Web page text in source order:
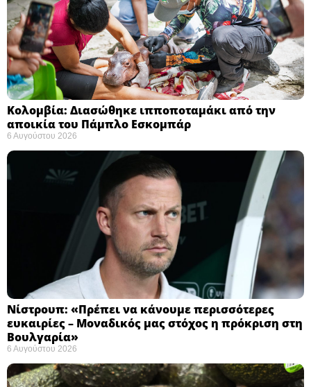
Κολομβία: Διασώθηκε ιπποποταμάκι από την
αποικία του Πάμπλο Εσκομπάρ ​
6 Αυγούστου 2026
Νίστρουπ: «Πρέπει να κάνουμε περισσότερες
ευκαιρίες – Μοναδικός μας στόχος η πρόκριση στη
Βουλγαρία» ​
6 Αυγούστου 2026